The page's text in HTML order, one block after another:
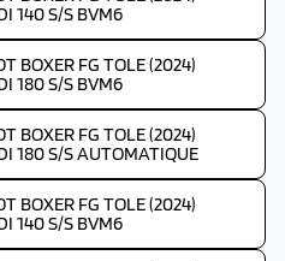
140 S/S BVM6
BOXER FG TOLE (2024)
180 S/S BVM6
BOXER FG TOLE (2024)
180 S/S AUTOMATIQUE
BOXER FG TOLE (2024)
140 S/S BVM6